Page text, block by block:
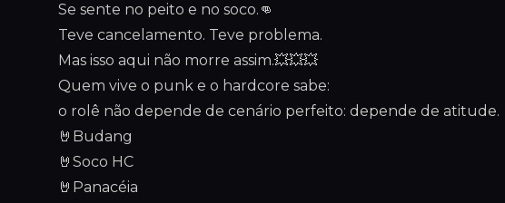
Se sente no peito e no soco.👊
Teve cancelamento. Teve problema.
Mas isso aqui não morre assim.💥💥💥
Quem vive o punk e o hardcore sabe:
o rolê não depende de cenário perfeito: depende de atitude.
🤘Budang
🤘Soco HC
🤘Panacéia